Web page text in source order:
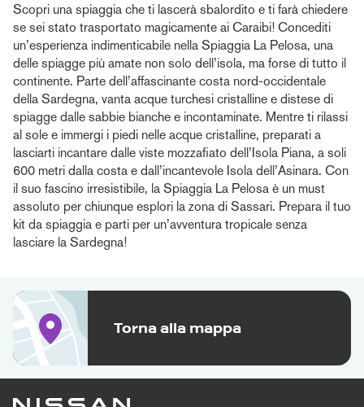
Scopri una spiaggia che ti lascerà sbalordito e ti farà chiedere
se sei stato trasportato magicamente ai Caraibi! Concediti
un’esperienza indimenticabile nella Spiaggia La Pelosa, una
delle spiagge più amate non solo dell’isola, ma forse di tutto il
continente. Parte dell’affascinante costa nord-occidentale
della Sardegna, vanta acque turchesi cristalline e distese di
spiagge dalle sabbie bianche e incontaminate. Mentre ti rilassi
al sole e immergi i piedi nelle acque cristalline, preparati a
lasciarti incantare dalle viste mozzafiato dell’Isola Piana, a soli
600 metri dalla costa e dall’incantevole Isola dell’Asinara. Con
il suo fascino irresistibile, la Spiaggia La Pelosa è un must
assoluto per chiunque esplori la zona di Sassari. Prepara il tuo
kit da spiaggia e parti per un’avventura tropicale senza
lasciare la Sardegna!
Torna alla mappa